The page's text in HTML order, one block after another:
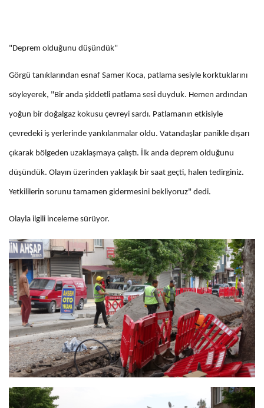
"Deprem olduğunu düşündük"
Görgü tanıklarından esnaf Samer Koca, patlama sesiyle korktuklarını
söyleyerek, "Bir anda şiddetli patlama sesi duyduk. Hemen ardından
yoğun bir doğalgaz kokusu çevreyi sardı. Patlamanın etkisiyle
çevredeki iş yerlerinde yankılanmalar oldu. Vatandaşlar panikle dışarı
çıkarak bölgeden uzaklaşmaya çalıştı. İlk anda deprem olduğunu
düşündük. Olayın üzerinden yaklaşık bir saat geçti, halen tedirginiz.
Yetkililerin sorunu tamamen gidermesini bekliyoruz" dedi.
Olayla ilgili inceleme sürüyor.